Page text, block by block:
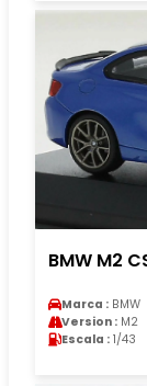
BMW M2
Marca : BMW
Version : M2
Escala : 1/43